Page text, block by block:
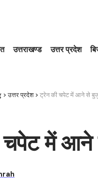
उत्तराखण्ड उत्तर प्रदेश
>उत्तर प्रदेश> ट्रेन की चपेट में आने से
में आने